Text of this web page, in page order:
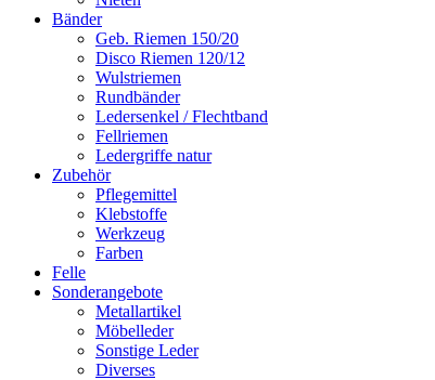
Bänder
Geb. Riemen 150/20
Disco Riemen 120/12
Wulstriemen
Rundbänder
Ledersenkel / Flechtband
Fellriemen
Ledergriffe natur
Zubehör
Pflegemittel
Klebstoffe
Werkzeug
Farben
Felle
Sonderangebote
Metallartikel
Möbelleder
Sonstige Leder
Diverses